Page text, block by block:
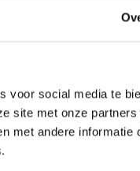
voor social media te
site met onze
met andere informatie
2025
schrijfbeurs
naar een